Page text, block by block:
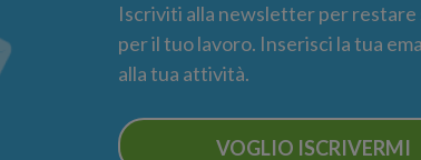
Iscriviti alla newsletter per
per il tuo lavoro. Inserisci la tua
alla tua attività.
VOGLIO ISCRIVERMI